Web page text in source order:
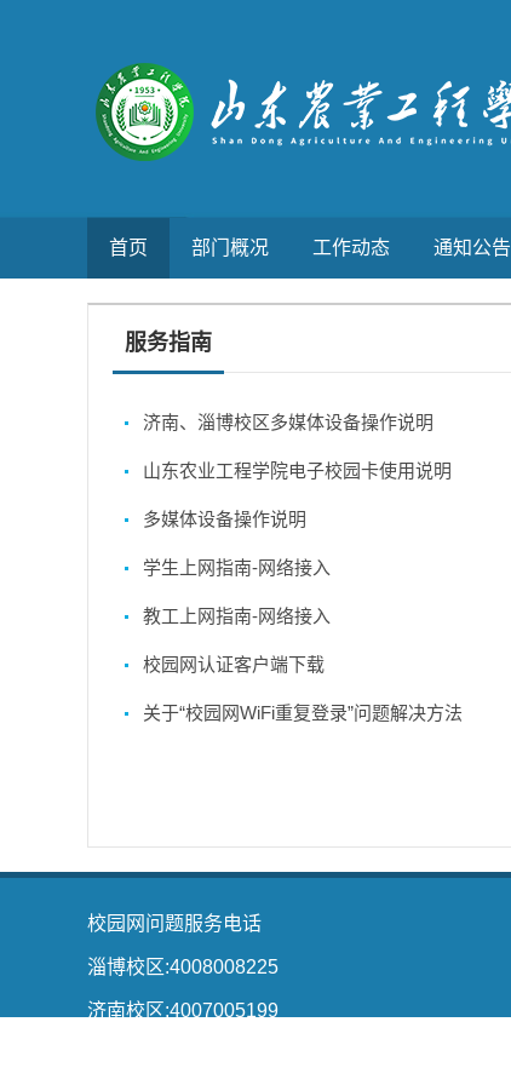
首页 部门概况 工作动态 通知公告
服务指南
济南、淄博校区多媒体设备操作说明
山东农业工程学院电子校园卡使用说明
多媒体设备操作说明
学生上网指南-网络接入
教工上网指南-网络接入
校园网认证客户端下载
关于“校园网WiFi重复登录”问题解决方法
校园网问题服务电话
淄博校区:4008008225
济南校区:4007005199